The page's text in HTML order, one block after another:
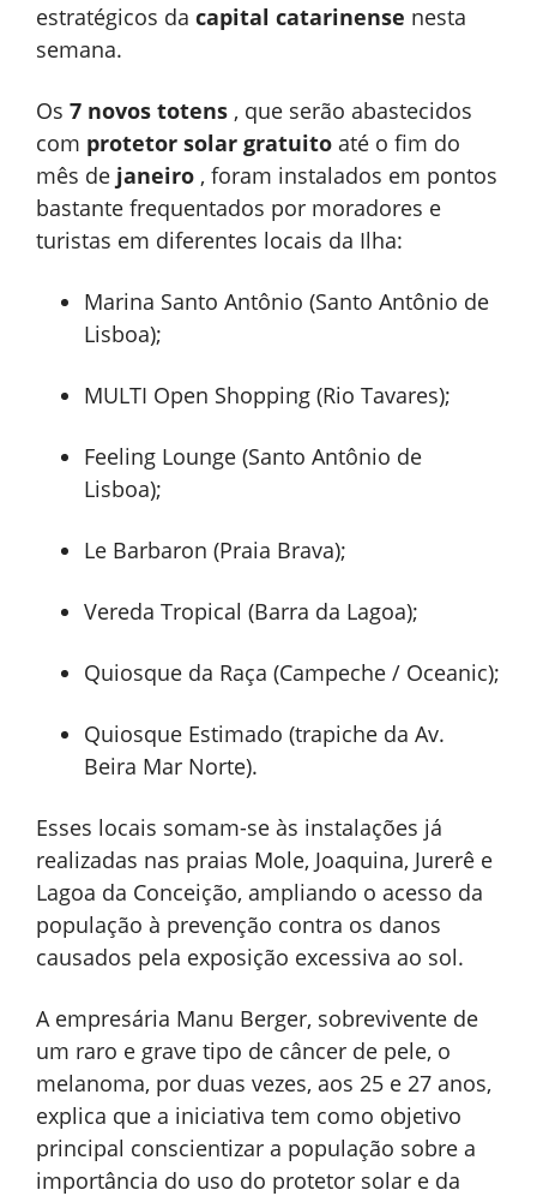
estratégicos da capital catarinense nesta
semana.
Os 7 novos totens , que serão abastecidos
com protetor solar gratuito até o fim do
mês de janeiro , foram instalados em pontos
bastante frequentados por moradores e
turistas em diferentes locais da Ilha:
Marina Santo Antônio (Santo Antônio de
Lisboa);
MULTI Open Shopping (Rio Tavares);
Feeling Lounge (Santo Antônio de
Lisboa);
Le Barbaron (Praia Brava);
Vereda Tropical (Barra da Lagoa);
Quiosque da Raça (Campeche / Oceanic);
Quiosque Estimado (trapiche da Av.
Beira Mar Norte).
Esses locais somam-se às instalações já
realizadas nas praias Mole, Joaquina, Jurerê e
Lagoa da Conceição, ampliando o acesso da
população à prevenção contra os danos
causados pela exposição excessiva ao sol.
A empresária Manu Berger, sobrevivente de
um raro e grave tipo de câncer de pele, o
melanoma, por duas vezes, aos 25 e 27 anos,
explica que a iniciativa tem como objetivo
principal conscientizar a população sobre a
importância do uso do protetor solar e da